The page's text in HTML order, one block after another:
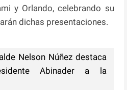
y Orlando, celebrando su
dichas presentaciones.
Nelson Núñez destaca
Abinader a la